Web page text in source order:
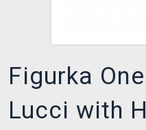
Figurka
Lucci with